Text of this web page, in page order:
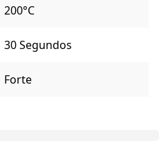
200°C
30 Segundos
Forte